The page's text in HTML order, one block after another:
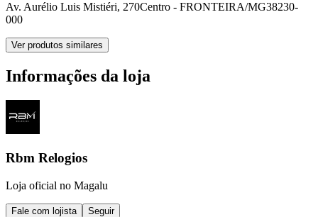
Av. Aurélio Luis Mistiéri, 270Centro - FRONTEIRA/MG38230-
000
Ver produtos similares
Informações da loja
Rbm Relogios
Loja oficial no Magalu
Fale com lojista Seguir